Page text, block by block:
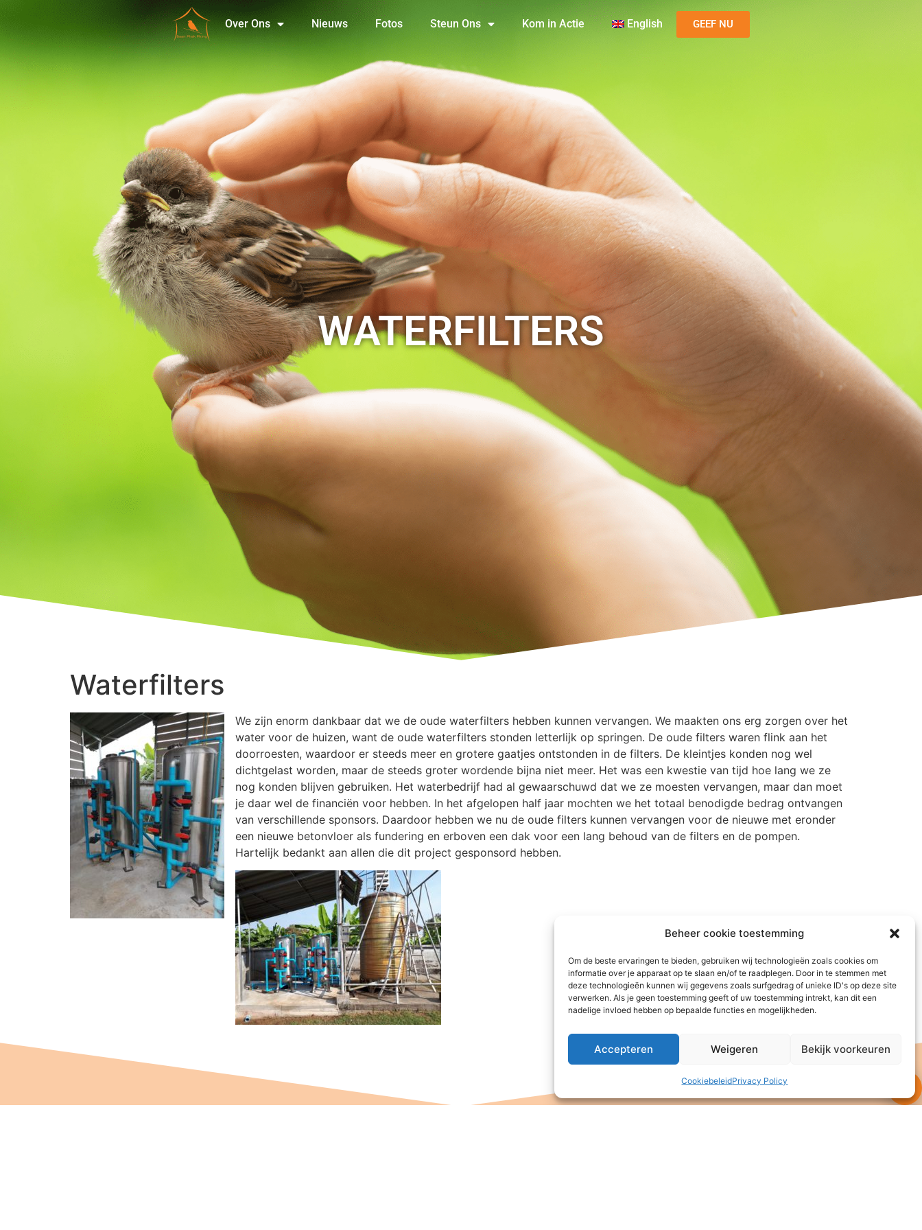
Beheer cookie toestemming
Om de beste ervaringen te bieden, gebruiken wij technologieën zoals cookies om
informatie over je apparaat op te slaan en/of te raadplegen. Door in te stemmen met
deze technologieën kunnen wij gegevens zoals surfgedrag of unieke ID's op deze site
verwerken. Als je geen toestemming geeft of uw toestemming intrekt, kan dit een
nadelige invloed hebben op bepaalde functies en mogelijkheden.
Accepteren Weigeren Bekijk voorkeuren
CookiebeleidPrivacy Policy
Over Ons Nieuws Fotos Steun Ons Kom in Actie English GEEF NU
WATERFILTERS
Waterfilters
We zijn enorm dankbaar dat we de oude waterfilters hebben kunnen vervangen. We maakten ons erg zorgen over het
water voor de huizen, want de oude waterfilters stonden letterlijk op springen. De oude filters waren flink aan het
doorroesten, waardoor er steeds meer en grotere gaatjes ontstonden in de filters. De kleintjes konden nog wel
dichtgelast worden, maar de steeds groter wordende bijna niet meer. Het was een kwestie van tijd hoe lang we ze
nog konden blijven gebruiken. Het waterbedrijf had al gewaarschuwd dat we ze moesten vervangen, maar dan moet
je daar wel de financiën voor hebben. In het afgelopen half jaar mochten we het totaal benodigde bedrag ontvangen
van verschillende sponsors. Daardoor hebben we nu de oude filters kunnen vervangen voor de nieuwe met eronder
een nieuwe betonvloer als fundering en erboven een dak voor een lang behoud van de filters en de pompen.
Hartelijk bedankt aan allen die dit project gesponsord hebben.